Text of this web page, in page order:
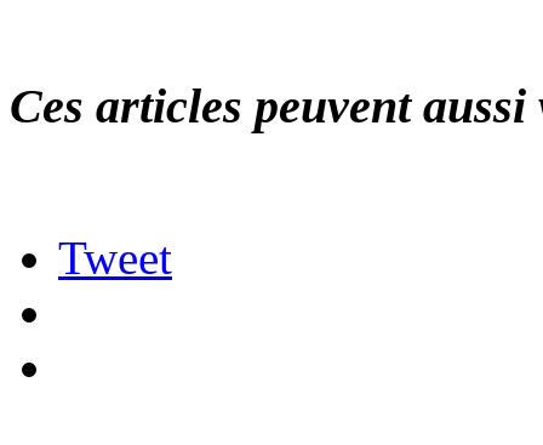
Ces articles peuvent
Tweet